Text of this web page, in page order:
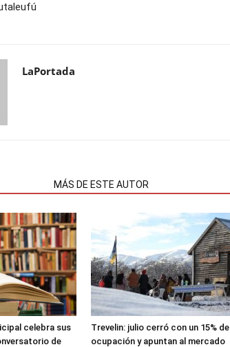
LaPortada
MÁS DE ESTE AUTOR
celebra sus
de
Trevelin: julio cerró con un 15% de
ocupación y apuntan al mercado